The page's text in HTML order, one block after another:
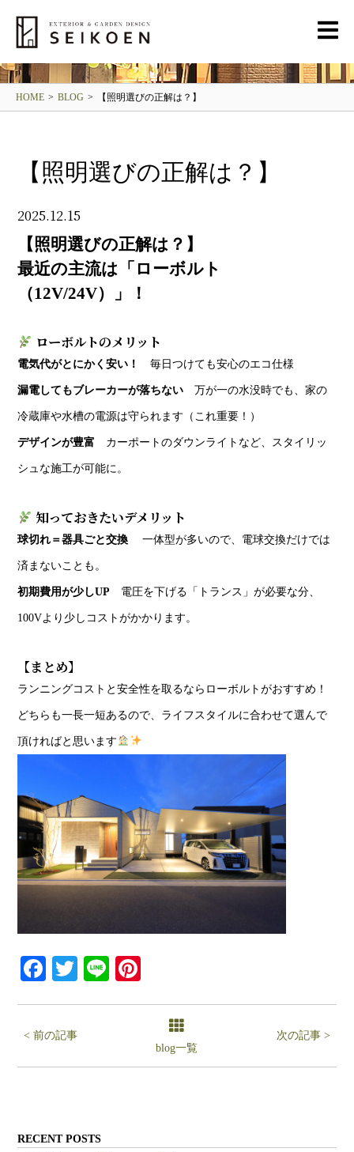
HOME > BLOG > 【照明選びの正解は？】
【照明選びの正解は？】
2025.12.15
【照明選びの正解は？】
最近の主流は「ローボルト
（12V/24V）」！
ローボルトのメリット
電気代がとにかく安い！ 毎日つけても安心のエコ仕様
漏電してもブレーカーが落ちない 万が一の水没時でも、家の
冷蔵庫や水槽の電源は守られます（これ重要！）
デザインが豊富 カーポートのダウンライトなど、スタイリッ
シュな施工が可能に。
知っておきたいデメリット
球切れ＝器具ごと交換 一体型が多いので、電球交換だけでは
済まないことも。
初期費用が少しUP 電圧を下げる「トランス」が必要な分、
100Vより少しコストがかかります。
【まとめ】
ランニングコストと安全性を取るならローボルトがおすすめ！
どちらも一長一短あるので、ライフスタイルに合わせて選んで
頂ければと思います
Facebook
Twitter
Line
< 前の記事
blog一覧
次の記事 >
RECENT POSTS